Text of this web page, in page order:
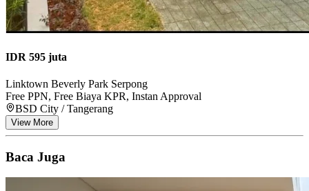
IDR 595 juta
Linktown Beverly Park Serpong
Free PPN, Free Biaya KPR, Instan Approval
BSD City / Tangerang
View More
Baca Juga